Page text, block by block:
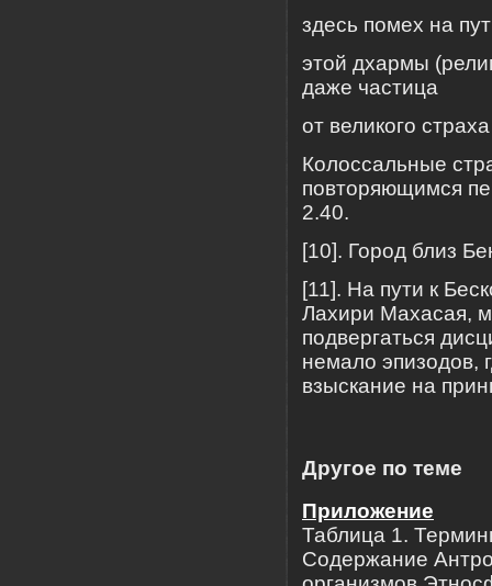
здесь помех на
этой дхармы
даже частица
от великого
Колоссальные
повторяющимся
2.40.
[10]. Город близ
[11]. На пути к
Лахири Махасая,
подвергаться
немало эпизодов,
взыскание на
Другое по теме
Приложение
Таблица 1.
Содержание